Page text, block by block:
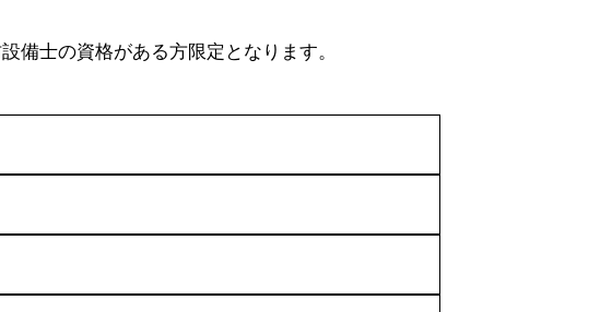
備士の資格がある方限定となります。